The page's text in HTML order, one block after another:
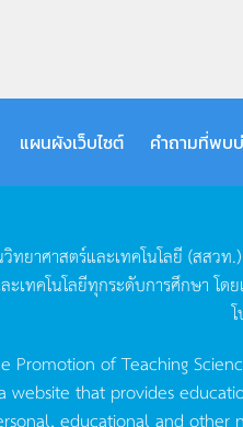
แผนผังเว็บไซต์ คำถามที่พบ
ทยาศาสตร์และเทคโนโลยี (สสวท.)
เทคโนโลยีทุกระดับการศึกษา โด
Promotion of Teaching
website that provides
educational and other